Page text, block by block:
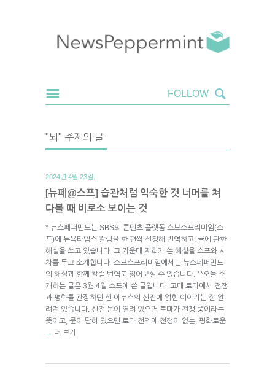
"뇌" 주제의 글
2024년 4월 23일.
[뉴페@스프] 습관처럼 익숙한 것 너머를 쳐
다볼 때 비로소 보이는 것
* 뉴스페퍼민트는 SBS의 콘텐츠 플랫폼 스브스프리미엄(스
프)에 뉴욕타임스 칼럼을 한 편씩 선정해 번역하고, 글에 관한
해설을 쓰고 있습니다. 그 가운데 저희가 쓴 해설을 스프와 시
차를 두고 소개합니다. 스브스프리미엄에서는 뉴스페퍼민트
의 해설과 함께 칼럼 번역도 읽어보실 수 있습니다. **오늘 소
개하는 글은 3월 4일 스프에 쓴 글입니다. 고대 로마에서 전쟁
과 평화를 관장하던 신 야누스의 신전에 얽힌 이야기는 잘 알
려져 있습니다. 신전 문이 열려 있으면 로마가 전쟁 중이라는
뜻이고, 문이 닫혀 있으면 로마 전역에 전쟁이 없는, 평화로운
→ 더 보기